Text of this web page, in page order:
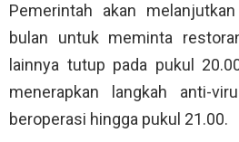
Pemerintah akan
bulan untuk meminta
lainnya tutup pada pukul
menerapkan langkah anti-
beroperasi hingga pukul 21.00.